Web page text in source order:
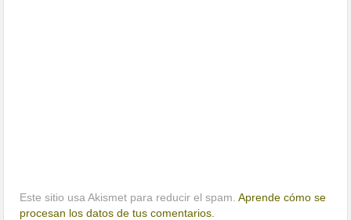
Este sitio usa Akismet para reducir el spam.Aprende cómo se
procesan los datos de tus comentarios.